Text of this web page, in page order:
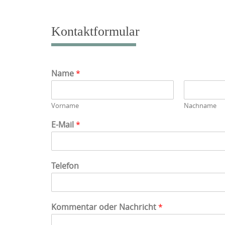
Kontaktformular
Name*
Vorname Nachname
E-Mail*
Telefon
Kommentar oder Nachricht*